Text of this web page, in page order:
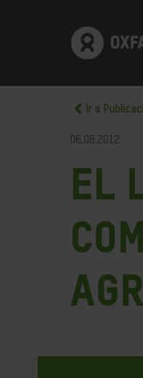
Ir a
06.08.2012
El